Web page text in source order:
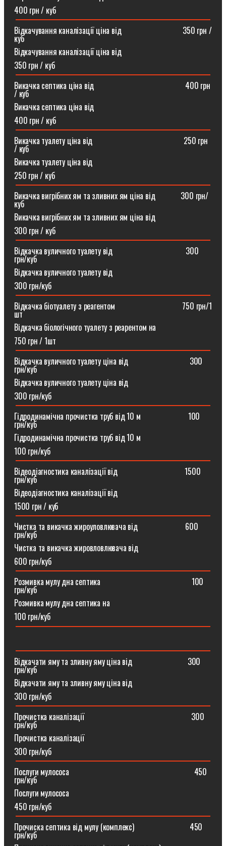
400 грн / куб
Відкачування каналізації ціна від ⠀⠀⠀⠀⠀⠀⠀⠀⠀⠀350 грн /
куб
Відкачування каналізації ціна від
350 грн / куб
Викачка септика ціна від ⠀⠀⠀⠀⠀⠀⠀⠀⠀⠀⠀⠀⠀⠀⠀400 грн
/ куб
Викачка септика ціна від
400 грн / куб
Викачка туалету ціна від ⠀⠀⠀⠀⠀⠀⠀⠀⠀⠀⠀⠀⠀⠀⠀250 грн
/ куб⠀
Викачка туалету ціна від
250 грн / куб
Викачка вигрібних ям та зливних ям ціна від ⠀⠀⠀⠀300 грн/
куб
Викачка вигрібних ям та зливних ям ціна від
300 грн / куб
Відкачка вуличного туалету від ⠀⠀⠀⠀⠀⠀⠀⠀⠀⠀⠀⠀300
грн/куб
Відкачка вуличного туалету від
300 грн/куб
Відкачка біотуалету з реагентом ⠀⠀⠀⠀⠀⠀⠀⠀⠀⠀⠀750 грн/1
шт
Відкачка біологічного туалету з реарентом на
750 грн / 1шт
Відкачка вуличного туалету ціна від ⠀⠀⠀⠀⠀⠀⠀⠀⠀⠀300
грн/куб
Відкачка вуличного туалету ціна від
300 грн/куб
Гідродинамічна прочистка труб від 10 м⠀⠀⠀⠀⠀⠀⠀⠀100
грн/куб
Гідродинамічна прочистка труб від 10 м
100 грн/куб
Відеодіагностика каналізації від ⠀⠀⠀⠀⠀⠀⠀⠀⠀⠀⠀1500
грн/куб
Відеодіагностика каналізації від
1500 грн / куб
Чистка та викачка жироуловлювача від⠀⠀⠀⠀⠀⠀⠀⠀600
грн/куб
Чистка та викачка жировловлювача від
600 грн/куб
Розмивка мулу дна септика ⠀⠀⠀⠀⠀⠀⠀⠀⠀⠀⠀⠀⠀⠀⠀100
грн/куб
Розмивка мулу дна септика на
100 грн/куб
Відкачати яму та зливну яму ціна від ⠀⠀⠀⠀⠀⠀⠀⠀⠀300
грн/куб
Відкачати яму та зливну яму ціна від
300 грн/куб
Прочистка каналізації⠀⠀⠀⠀⠀⠀⠀⠀⠀⠀⠀⠀⠀⠀⠀⠀⠀⠀300
грн/куб
Прочистка каналізації
300 грн/куб
Послуги мулососа⠀⠀⠀⠀⠀⠀⠀⠀⠀⠀⠀⠀⠀⠀⠀⠀⠀⠀⠀⠀⠀450
грн/куб
Послуги мулососа
450 грн/куб
Прочиска септика від мулу (комплекс) ⠀⠀⠀⠀⠀⠀⠀⠀⠀450
грн/куб